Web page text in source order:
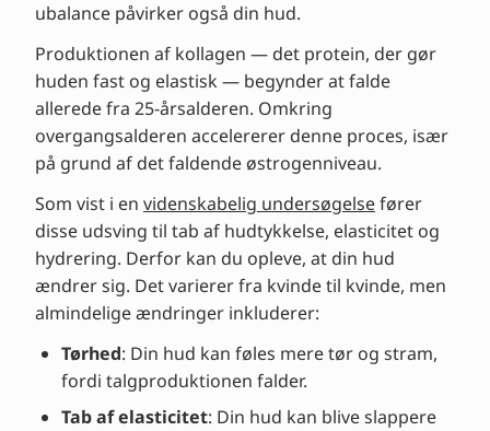
ubalance påvirker også din hud.
Produktionen af kollagen — det protein, der gør
huden fast og elastisk — begynder at falde
allerede fra 25-årsalderen. Omkring
overgangsalderen accelererer denne proces, især
på grund af det faldende østrogenniveau.
Som vist i en videnskabelig undersøgelsefører
disse udsving til tab af hudtykkelse, elasticitet og
hydrering. Derfor kan du opleve, at din hud
ændrer sig. Det varierer fra kvinde til kvinde, men
almindelige ændringer inkluderer:
Tørhed: Din hud kan føles mere tør og stram,
fordi talgproduktionen falder.
Tab af elasticitet: Din hud kan blive slappere